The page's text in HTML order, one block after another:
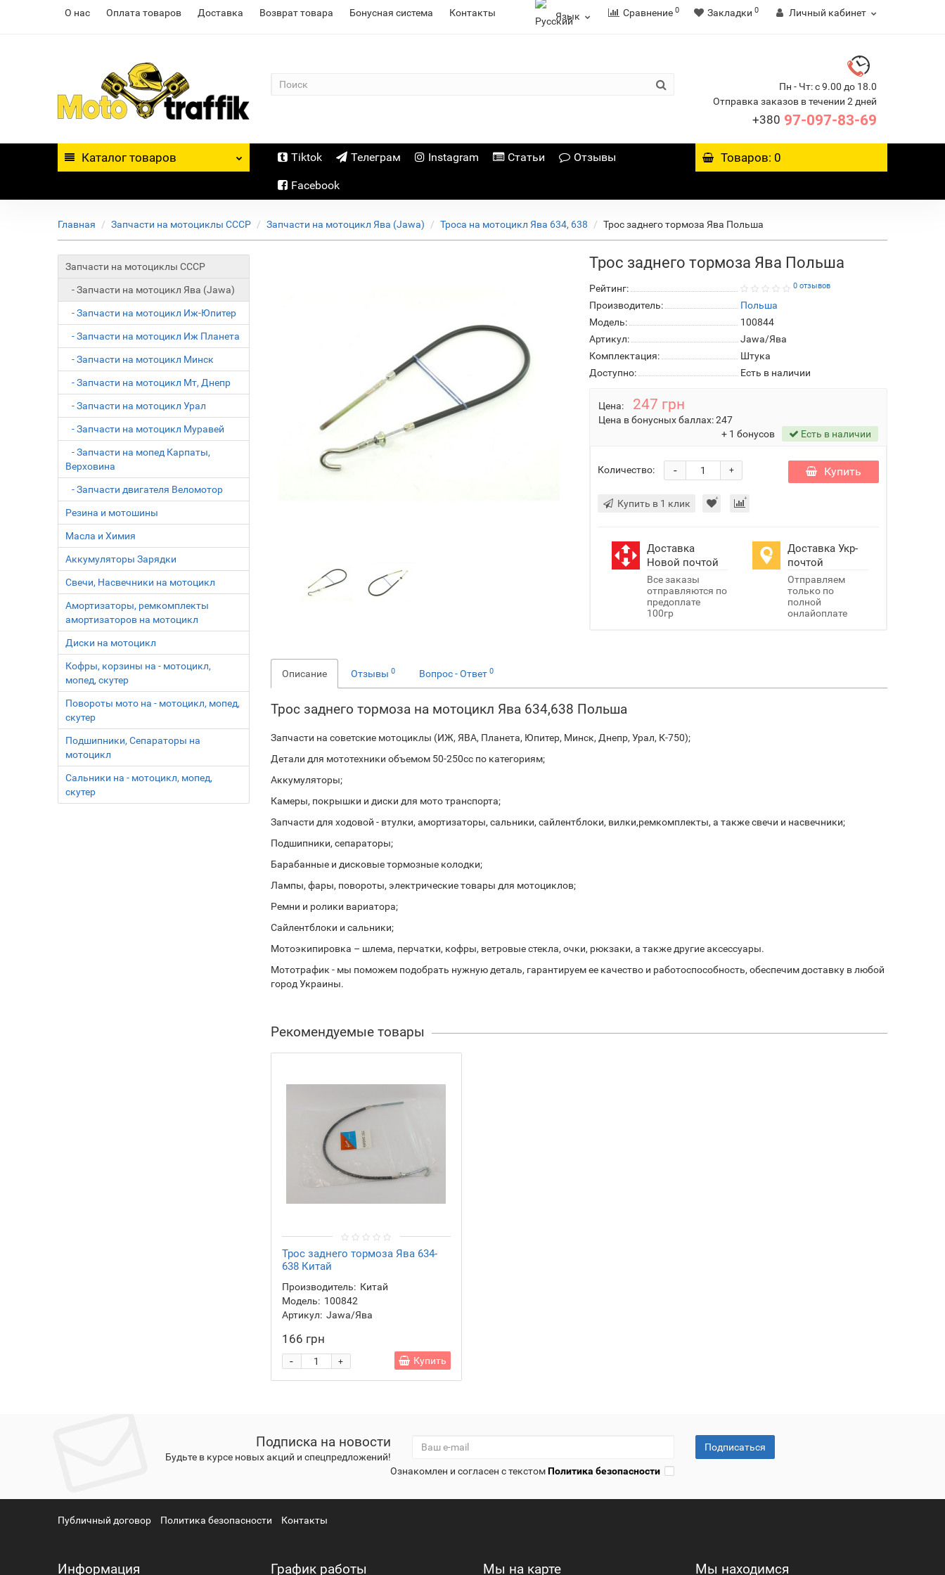
О нас Оплата товаров Доставка Возврат товара Бонусная система Контакты Язык Сравнение 0 Закладки 0 Личный кабинет
Пн - Чт: с 9.00 до 18.0
Отправка заказов в течении 2 дней
+380 97-097-83-69
Каталог товаров Tiktok Телеграм Instagram Статьи Отзывы
Facebook
Товаров: 0
Главная Запчасти на мотоциклы СССР Запчасти на мотоцикл Ява (Jawa) Троса на мотоцикл Ява 634, 638 Трос заднего тормоза Ява Польша
Запчасти на мотоциклы СССР
- Запчасти на мотоцикл Ява (Jawa)
- Запчасти на мотоцикл Иж-Юпитер
- Запчасти на мотоцикл Иж Планета
- Запчасти на мотоцикл Минск
- Запчасти на мотоцикл Мт, Днепр
- Запчасти на мотоцикл Урал
- Запчасти на мотоцикл Муравей
- Запчасти на мопед Карпаты,
Верховина
- Запчасти двигателя Веломотор
Резина и мотошины
Масла и Химия
Аккумуляторы Зарядки
Свечи, Насвечники на мотоцикл
Амортизаторы, ремкомплекты
амортизаторов на мотоцикл
Диски на мотоцикл
Кофры, корзины на - мотоцикл,
мопед, скутер
Повороты мото на - мотоцикл, мопед,
скутер
Подшипники, Сепараторы на
мотоцикл
Сальники на - мотоцикл, мопед,
скутер
Трос заднего тормоза Ява Польша
Рейтинг: 0 отзывов
Производитель:
Польша
Модель:
100844
Артикул:
Jawa/Ява
Комплектация:
Штука
Доступно:
Есть в наличии
Цена: 247 грн
Цена в бонусных баллах:247
+ 1 бонусов
Есть в наличии
Количество: +
- Купить
Купить в 1 клик
Доставка
Новой почтой
Все заказы
отправляются по
предоплате
100гр
Доставка Укр-
почтой
Отправляем
только по
полной
онлайоплате
Описание Отзывы 0 Вопрос - Ответ 0
Трос заднего тормоза на мотоцикл Ява 634,638 Польша
Запчасти на советские мотоциклы (ИЖ, ЯВА, Планета, Юпитер, Минск, Днепр, Урал, К-750);
Детали для мототехники объемом 50-250сс по категориям;
Аккумуляторы;
Камеры, покрышки и диски для мото транспорта;
Запчасти для ходовой - втулки, амортизаторы, сальники, сайлентблоки, вилки,ремкомплекты, а также свечи и насвечники;
Подшипники, сепараторы;
Барабанные и дисковые тормозные колодки;
Лампы, фары, повороты, электрические товары для мотоциклов;
Ремни и ролики вариатора;
Сайлентблоки и сальники;
Мотоэкипировка – шлема, перчатки, кофры, ветровые стекла, очки, рюкзаки, а также другие аксессуары.
Мототрафик - мы поможем подобрать нужную деталь, гарантируем ее качество и работоспособность, обеспечим доставку в любой
город Украины.
Рекомендуемые товары
Трос заднего тормоза Ява 634-
638 Китай
Производитель: Китай
Модель: 100842
Артикул: Jawa/Ява
166 грн
+
- Купить
Подписка на новости
Будьте в курсе новых акций и спецпредложений!
Подписаться
Ознакомлен и согласен с текстомПолитика безопасности
Публичный договор Политика безопасности Контакты
Информация График работы Мы на карте Мы находимся